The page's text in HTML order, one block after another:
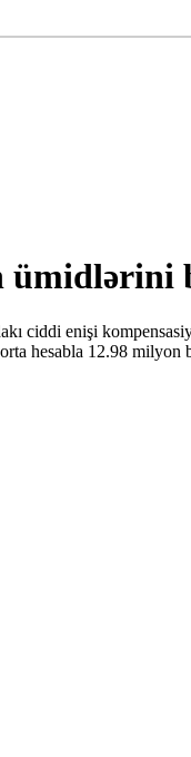
ümidlərini
ciddi enişi
hesabla 12.98